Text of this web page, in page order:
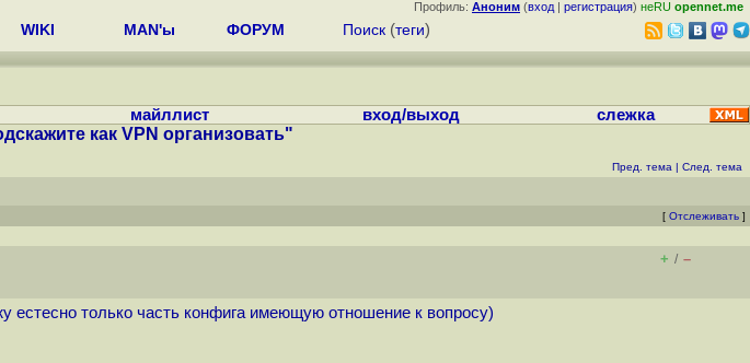
Профиль: Аноним (вход | регистрация) неRU opennet.me
WIKI MAN'ы ФОРУМ Поиск (теги)
майллист вход/выход слежка
как VPN организовать"
Пред. тема | След. тема
[ Отслеживать ]
+ / –
естесно только часть конфига имеющую отношение к вопросу)